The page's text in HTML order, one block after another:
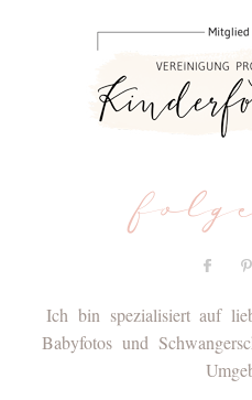
Ich bin spezialisiert auf
Babyfotos und